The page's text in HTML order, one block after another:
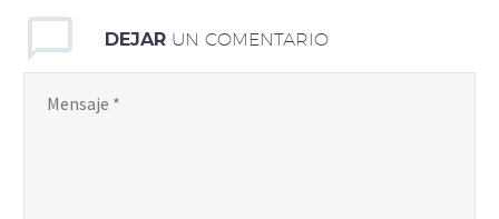
DEJAR UN COMENTARIO